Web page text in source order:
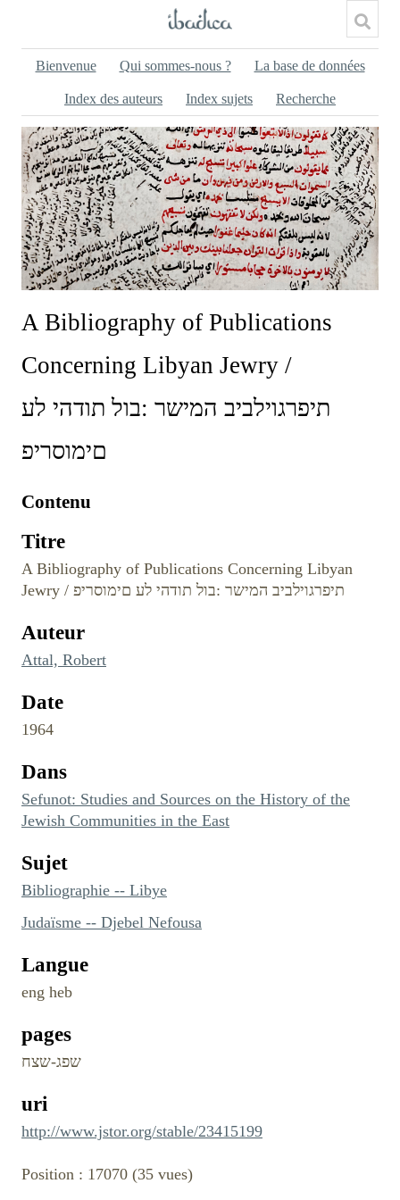
Bienvenue Qui sommes-nous ? La base de données
Index des auteurs Index sujets Recherche
A Bibliography of Publications
Concerning Libyan Jewry /
תיפרגוילביב המישר :בול תודהי לע
םימוסריפ
Contenu
Titre
A Bibliography of Publications Concerning Libyan
Jewry / תיפרגוילביב המישר :בול תודהי לע םימוסריפ
Auteur
Attal, Robert
Date
1964
Dans
Sefunot: Studies and Sources on the History of the
Jewish Communities in the East
Sujet
Bibliographie -- Libye
Judaïsme -- Djebel Nefousa
Langue
eng heb
pages
שפג-שצח
uri
http://www.jstor.org/stable/23415199
Position : 17070 (35 vues)